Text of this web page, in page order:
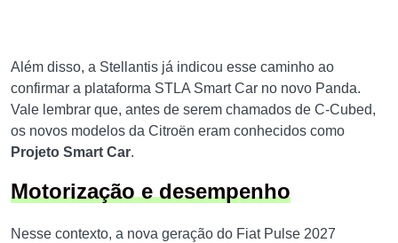
Além disso, a Stellantis já indicou esse caminho ao
confirmar a plataforma STLA Smart Car no novo Panda.
Vale lembrar que, antes de serem chamados de C-Cubed,
os novos modelos da Citroën eram conhecidos como
Projeto Smart Car.
Motorização e desempenho
Nesse contexto, a nova geração do Fiat Pulse 2027